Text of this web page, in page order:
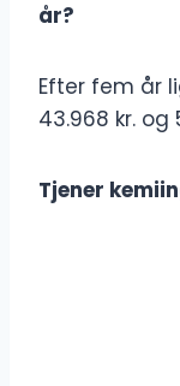
år?
Efter fem år
43.968 kr.
Tjener